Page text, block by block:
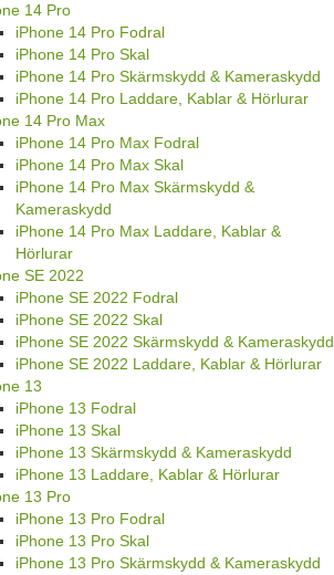
14 Pro
iPhone 14 Pro Fodral
iPhone 14 Pro Skal
iPhone 14 Pro Skärmskydd & Kameraskydd
iPhone 14 Pro Laddare, Kablar & Hörlurar
14 Pro Max
iPhone 14 Pro Max Fodral
iPhone 14 Pro Max Skal
iPhone 14 Pro Max Skärmskydd &
Kameraskydd
iPhone 14 Pro Max Laddare, Kablar &
Hörlurar
SE 2022
iPhone SE 2022 Fodral
iPhone SE 2022 Skal
iPhone SE 2022 Skärmskydd & Kameraskydd
iPhone SE 2022 Laddare, Kablar & Hörlurar
13
iPhone 13 Fodral
iPhone 13 Skal
iPhone 13 Skärmskydd & Kameraskydd
iPhone 13 Laddare, Kablar & Hörlurar
13 Pro
iPhone 13 Pro Fodral
iPhone 13 Pro Skal
iPhone 13 Pro Skärmskydd & Kameraskydd